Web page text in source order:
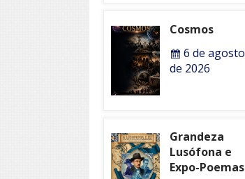
Cosmos
6 de agosto
de 2026
Grandeza
Lusófona e
Expo-Poemas